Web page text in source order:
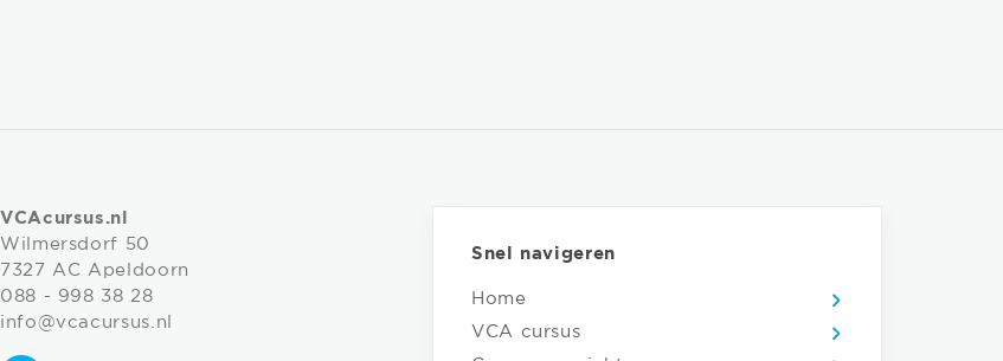
VCAcursus.nl
Wilmersdorf 50
7327 AC Apeldoorn
088 - 998 38 28
info@vcacursus.nl
Snel navigeren
Home
VCA cursus